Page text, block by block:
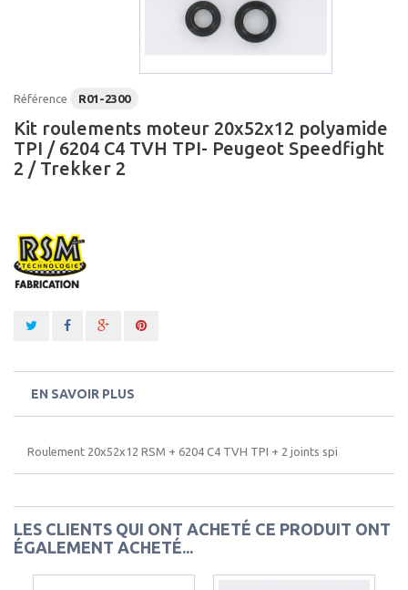
Référence R01-2300
Kit roulements moteur 20x52x12 polyamide
TPI / 6204 C4 TVH TPI- Peugeot Speedfight
2 / Trekker 2
EN SAVOIR PLUS
Roulement 20x52x12 RSM + 6204 C4 TVH TPI + 2 joints spi
LES CLIENTS QUI ONT ACHETÉ CE PRODUIT ONT
ÉGALEMENT ACHETÉ...